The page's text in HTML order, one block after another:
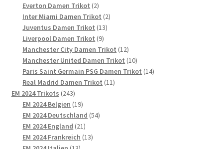
Produkte
Everton Damen Trikot 22
Produkte
Inter Miami Damen Trikot 22
Juventus Damen Trikot 1313
Liverpool Damen Trikot 99
Produkte
Manchester City Damen Trikot 1212
Produkte
Manchester United Damen Trikot 1010
Produkte
Paris Saint Germain PSG Damen Trikot 1414
Real Madrid Damen Trikot 1111
EM 2024 Trikots 243243
Produkte
EM 2024 Belgien 1919
Produkte
EM 2024 Deutschland 5454
EM 2024 England 2121
Produkte
EM 2024 Frankreich 1313